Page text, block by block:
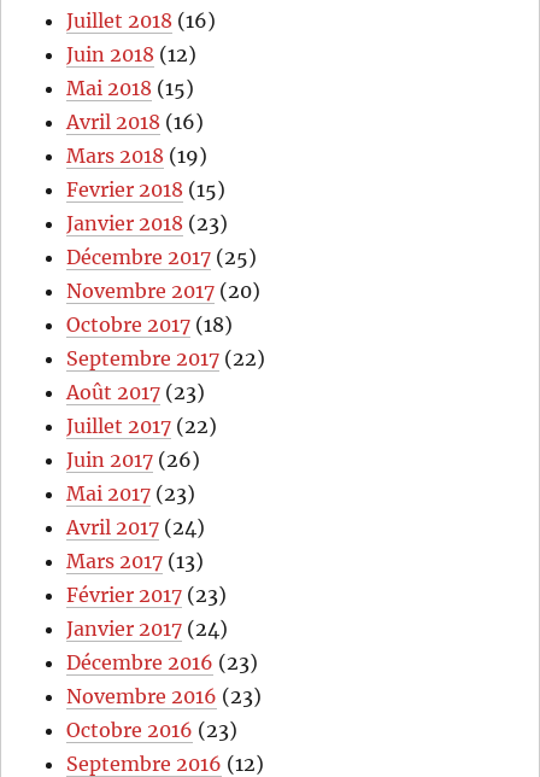
Juillet 2018 (16)
Juin 2018 (12)
Mai 2018 (15)
Avril 2018 (16)
Mars 2018 (19)
Fevrier 2018 (15)
Janvier 2018 (23)
Décembre 2017 (25)
Novembre 2017 (20)
Octobre 2017 (18)
Septembre 2017 (22)
Août 2017 (23)
Juillet 2017 (22)
Juin 2017 (26)
Mai 2017 (23)
Avril 2017 (24)
Mars 2017 (13)
Février 2017 (23)
Janvier 2017 (24)
Décembre 2016 (23)
Novembre 2016 (23)
Octobre 2016 (23)
Septembre 2016 (12)